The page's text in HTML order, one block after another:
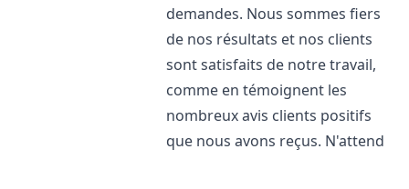
demandes. Nous sommes fiers
de nos résultats et nos clients
sont satisfaits de notre travail,
comme en témoignent les
nombreux avis clients positifs
que nous avons reçus. N'attend